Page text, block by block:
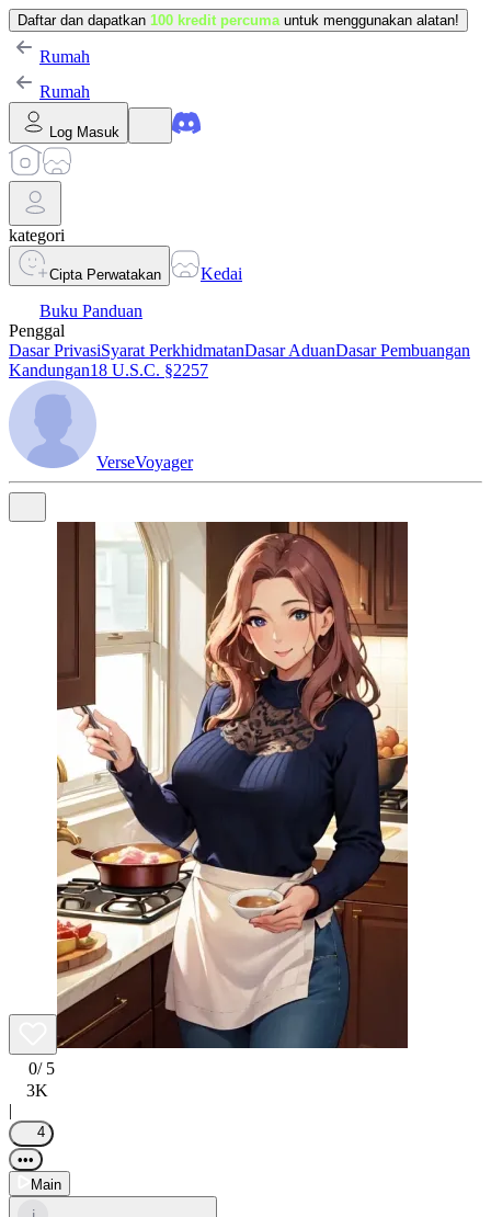
Daftar dan dapatkan 100 kredit percuma untuk menggunakan alatan!
Rumah
Rumah
Log Masuk
kategori
Cipta Perwatakan
Kedai
Buku Panduan
Penggal
Dasar PrivasiSyarat PerkhidmatanDasar AduanDasar Pembuangan
Kandungan18 U.S.C. §2257
VerseVoyager
0/ 5
3K
|
4
•••
Main